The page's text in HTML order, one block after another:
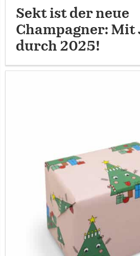
Sekt ist der neue
Champagner: Mit
durch 2025!